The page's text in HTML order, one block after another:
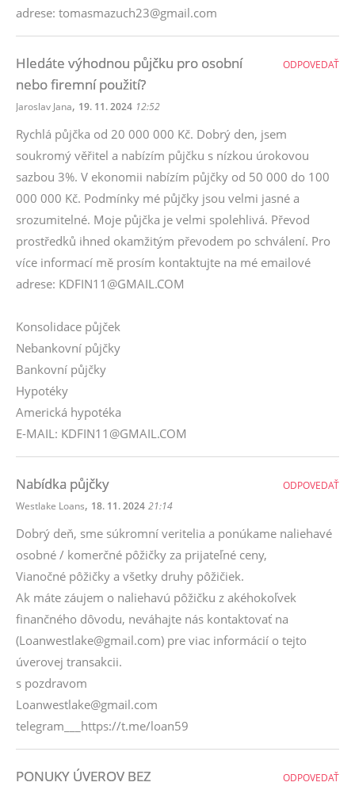
adrese: tomasmazuch23@gmail.com
Hledáte výhodnou půjčku pro osobní
nebo firemní použití?
Jaroslav Jana, 19. 11. 2024 12:52
Rychlá půjčka od 20 000 000 Kč. Dobrý den, jsem
soukromý věřitel a nabízím půjčku s nízkou úrokovou
sazbou 3%. V ekonomii nabízím půjčky od 50 000 do 100
000 000 Kč. Podmínky mé půjčky jsou velmi jasné a
srozumitelné. Moje půjčka je velmi spolehlivá. Převod
prostředků ihned okamžitým převodem po schválení. Pro
více informací mě prosím kontaktujte na mé emailové
adrese: KDFIN11@GMAIL.COM
Konsolidace půjček
Nebankovní půjčky
Bankovní půjčky
Hypotéky
Americká hypotéka
E-MAIL: KDFIN11@GMAIL.COM
ODPOVEDAŤ
Nabídka půjčky
Westlake Loans, 18. 11. 2024 21:14
Dobrý deň, sme súkromní veritelia a ponúkame naliehavé
osobné / komerčné pôžičky za prijateľné ceny,
Vianočné pôžičky a všetky druhy pôžičiek.
Ak máte záujem o naliehavú pôžičku z akéhokoľvek
finančného dôvodu, neváhajte nás kontaktovať na
(Loanwestlake@gmail.com) pre viac informácií o tejto
úverovej transakcii.
s pozdravom
Loanwestlake@gmail.com
telegram___https://t.me/loan59
ODPOVEDAŤ
PONUKY ÚVEROV BEZ
ODPOVEDAŤ